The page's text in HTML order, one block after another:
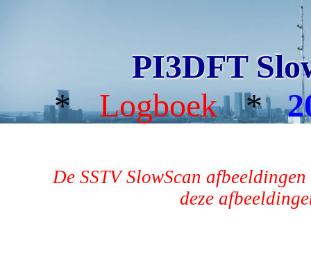
PI3DFT
*Logboek*
De SSTV SlowScan
deze